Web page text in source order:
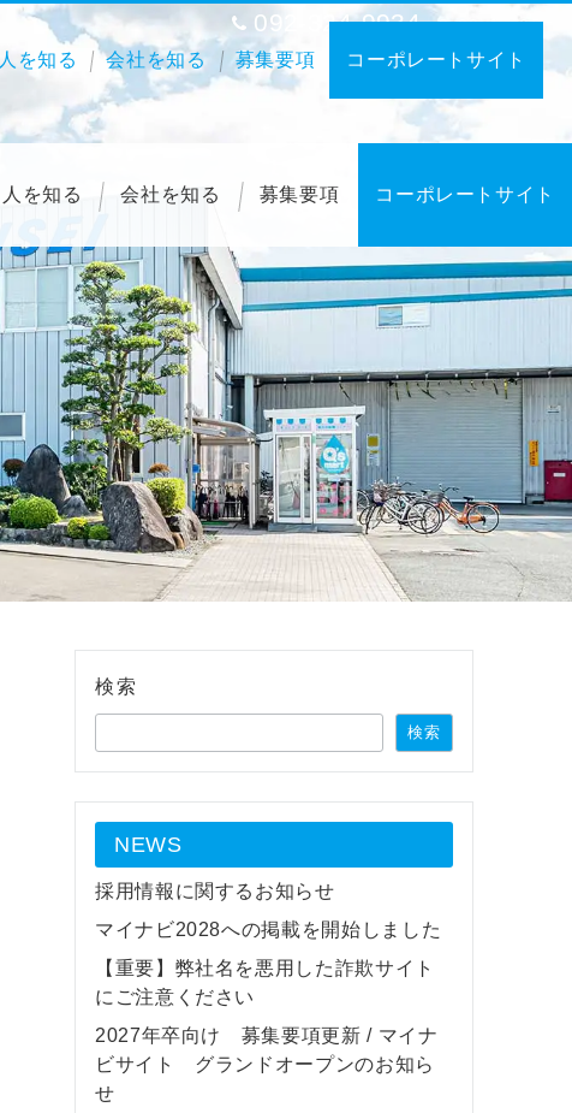
092-324-9934 9:00-17:00
人を知る 会社を知る 募集要項 コーポレートサイト
人を知る 会社を知る 募集要項 コーポレートサイト
検索
検索
NEWS
採用情報に関するお知らせ
マイナビ2028への掲載を開始しました
【重要】弊社名を悪用した詐欺サイト
にご注意ください
2027年卒向け 募集要項更新 / マイナ
ビサイト グランドオープンのお知ら
せ